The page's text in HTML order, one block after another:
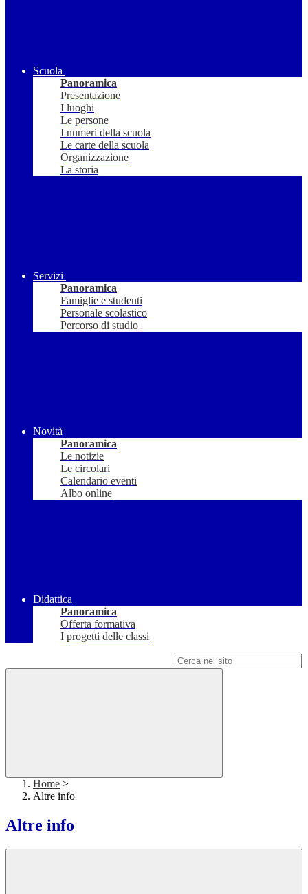
Scuola
Panoramica
Presentazione
I luoghi
Le persone
I numeri della scuola
Le carte della scuola
Organizzazione
La storia
Servizi
Panoramica
Famiglie e studenti
Personale scolastico
Percorso di studio
Novità
Panoramica
Le notizie
Le circolari
Calendario eventi
Albo online
Didattica
Panoramica
Offerta formativa
I progetti delle classi
Home >
Altre info
Altre info